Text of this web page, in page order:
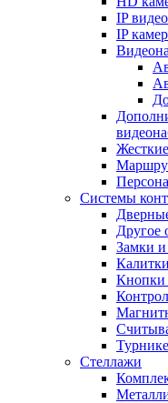
IP
IP
Системы
Другое
Замки
Кнопки
Стеллажи